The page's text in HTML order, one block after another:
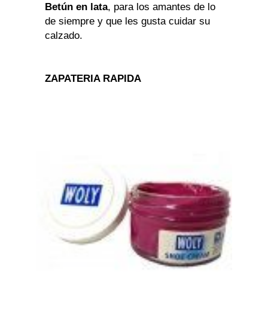
Betún en lata, para los amantes de lo
de siempre y que les gusta cuidar su
calzado.
ZAPATERIA RAPIDA